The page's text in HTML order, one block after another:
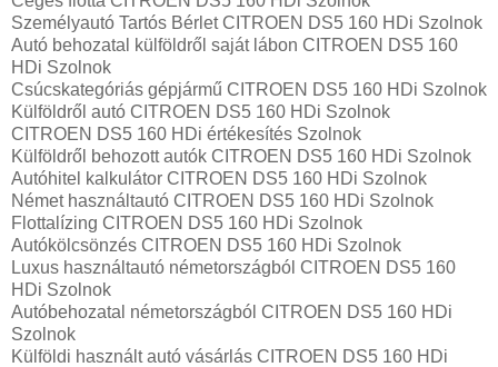
Személyautó Tartós Bérlet CITROEN DS5 160 HDi Szolnok
Autó behozatal külföldről saját lábon CITROEN DS5 160
HDi Szolnok
Csúcskategóriás gépjármű CITROEN DS5 160 HDi Szolnok
Külföldről autó CITROEN DS5 160 HDi Szolnok
CITROEN DS5 160 HDi értékesítés Szolnok
Külföldről behozott autók CITROEN DS5 160 HDi Szolnok
Autóhitel kalkulátor CITROEN DS5 160 HDi Szolnok
Német használtautó CITROEN DS5 160 HDi Szolnok
Flottalízing CITROEN DS5 160 HDi Szolnok
Autókölcsönzés CITROEN DS5 160 HDi Szolnok
Luxus használtautó németországból CITROEN DS5 160
HDi Szolnok
Autóbehozatal németországból CITROEN DS5 160 HDi
Szolnok
Külföldi használt autó vásárlás CITROEN DS5 160 HDi